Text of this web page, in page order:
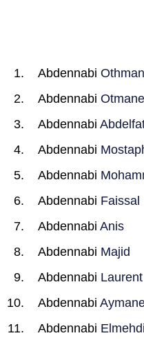
Abdennabi
Abdennabi Otmane
Abdennabi
Abdennabi
Abdennabi
Abdennabi Faissal
Abdennabi Anis
Abdennabi Majid
Abdennabi Laurent
Abdennabi
Abdennabi Elmehdi